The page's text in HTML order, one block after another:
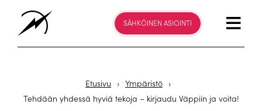
SÄHKÖINEN ASIOINTI
Etusivu › Ympäristö ›
Tehdään yhdessä hyviä tekoja – kirjaudu Väppiin ja voita!